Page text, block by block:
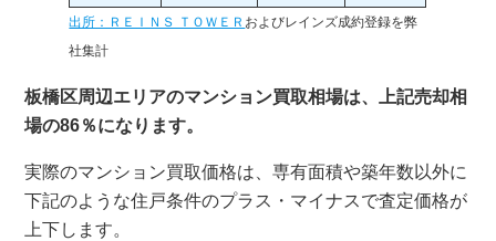
出所：ＲＥＩＮＳ ＴＯＷＥＲ およびレインズ成約登録を弊
社集計
板橋区周辺エリアのマンション買取相場は、上記売却相
場の86％になります。
実際のマンション買取価格は、専有面積や築年数以外に
下記のような住戸条件のプラス・マイナスで査定価格が
上下します。